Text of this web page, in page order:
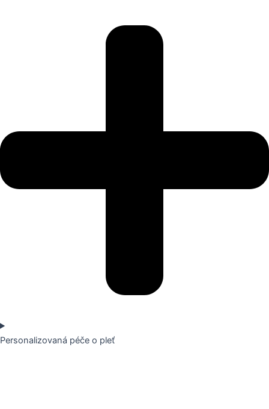
Personalizovaná péče o pleť